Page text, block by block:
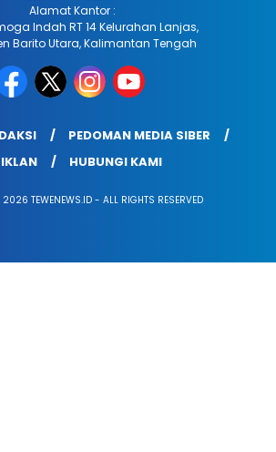
Alamat Kantor :
Indah RT 14 Kelurahan Lanjas,
Barito Utara, Kalimantan Tengah
PEDOMAN MEDIA SIBER
HUBUNGI KAMI
2026 TEWENEWS.ID - ALL RIGHTS RESERVED